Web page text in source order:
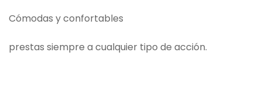
Cómodas y confortables
prestas siempre a cualquier tipo de acción.